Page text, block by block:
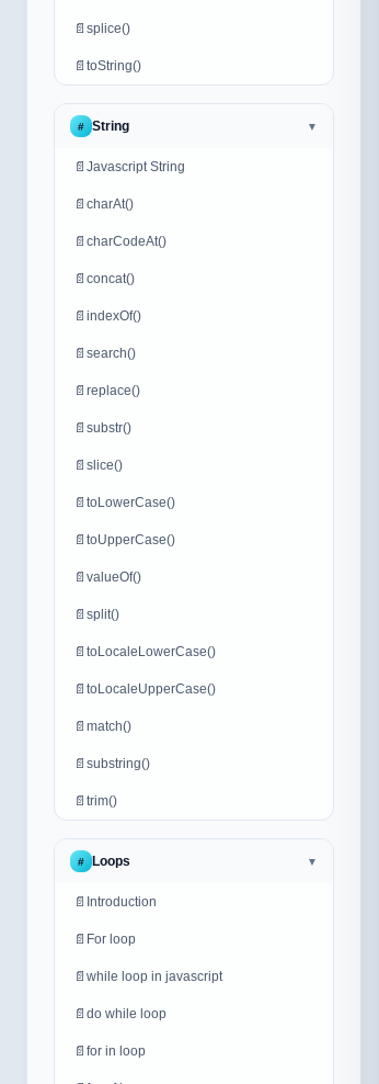
📄 splice()
📄 toString()
# String ▼
📄 Javascript String
📄 charAt()
📄 charCodeAt()
📄 concat()
📄 indexOf()
📄 search()
📄 replace()
📄 substr()
📄 slice()
📄 toLowerCase()
📄 toUpperCase()
📄 valueOf()
📄 split()
📄 toLocaleLowerCase()
📄 toLocaleUpperCase()
📄 match()
📄 substring()
📄 trim()
# Loops ▼
📄 Introduction
📄 For loop
📄 while loop in javascript
📄 do while loop
📄 for in loop